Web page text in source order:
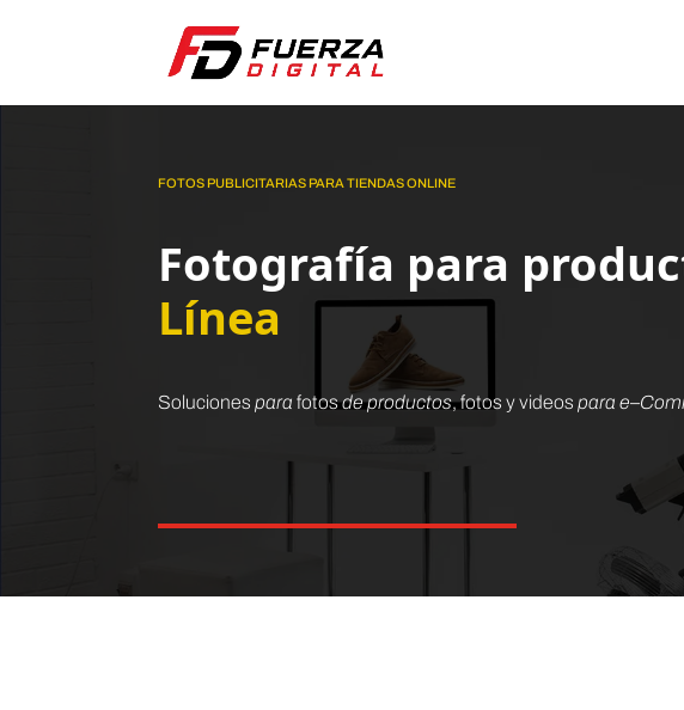
FOTOS PUBLICITARIAS PARA TIENDAS ONLINE
Fotografía para
Línea
Soluciones para fotosde productos, fotos y videos para e–